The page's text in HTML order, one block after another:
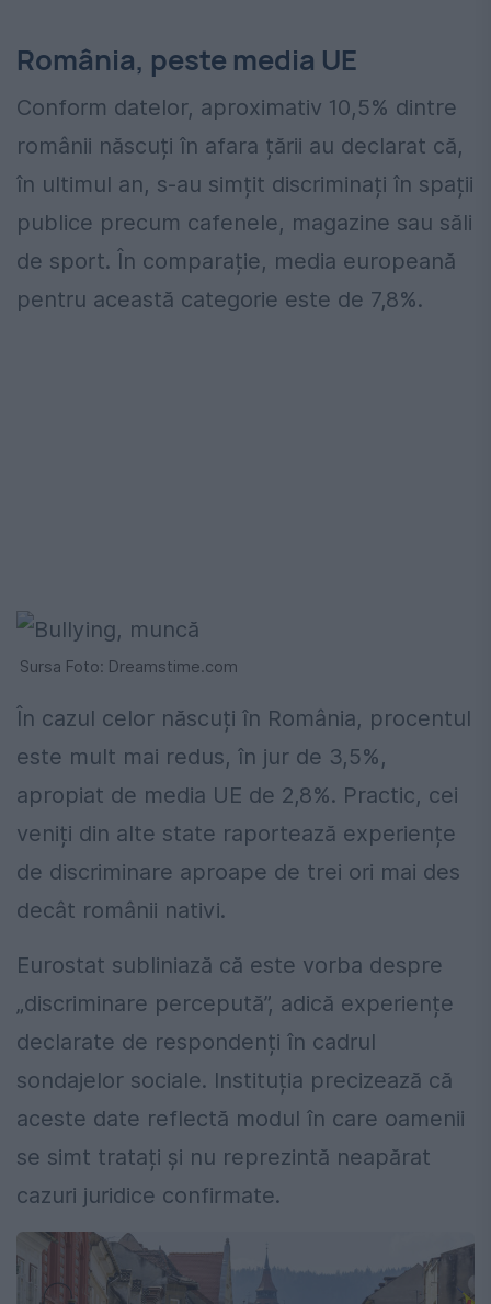
România, peste media UE
Conform datelor, aproximativ 10,5% dintre
românii născuți în afara țării au declarat că,
în ultimul an, s-au simțit discriminați în spații
publice precum cafenele, magazine sau săli
de sport. În comparație, media europeană
pentru această categorie este de 7,8%.
Sursa Foto: Dreamstime.com
În cazul celor născuți în România, procentul
este mult mai redus, în jur de 3,5%,
apropiat de media UE de 2,8%. Practic, cei
veniți din alte state raportează experiențe
de discriminare aproape de trei ori mai des
decât românii nativi.
Eurostat subliniază că este vorba despre
„discriminare percepută”, adică experiențe
declarate de respondenți în cadrul
sondajelor sociale. Instituția precizează că
aceste date reflectă modul în care oamenii
se simt tratați și nu reprezintă neapărat
cazuri juridice confirmate.